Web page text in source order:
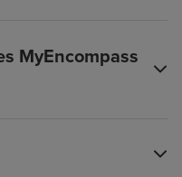
MyEncompass